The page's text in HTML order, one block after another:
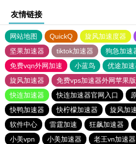
友情链接
网站地图 QuickQ 旋风加速度器
坚果加速器
tiktok加速器
狗急加速
免费vqn外网加速
小蓝鸟 优途加
旋风加速器
免费vps加速器外网苹果版
快连加速器
快连加速器官网入口
快鸭加速器
快柠檬加速器 旋风加
软件中心
雷霆加速 狂飙加速器
小美vpn
小美加速器 老王vn加速器